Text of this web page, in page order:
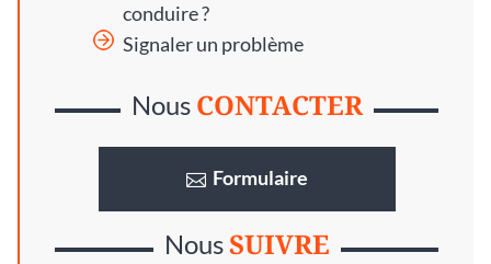
conduire ?
Signaler un problème
Nous CONTACTER
Formulaire
NousSUIVRE